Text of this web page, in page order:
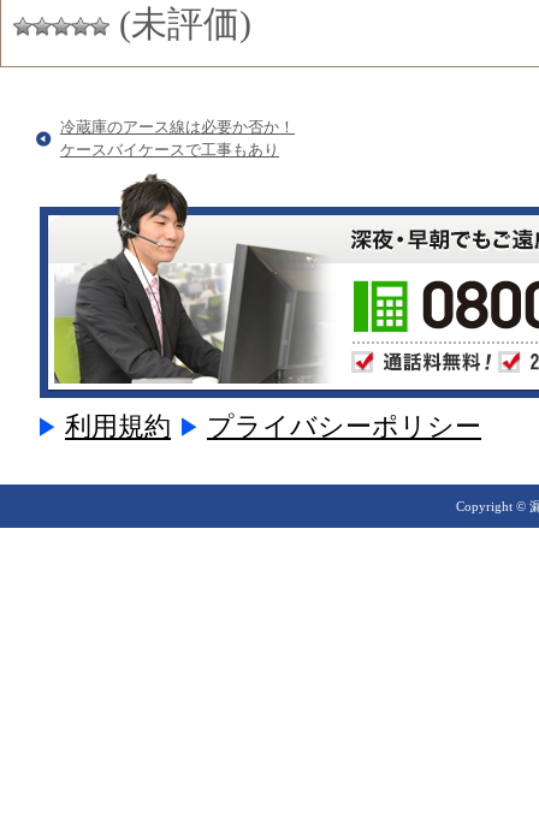
(未評価)
冷蔵庫のアース線は必要か否か！
ケースバイケースで工事もあり
利用規約 プライバシーポリシー
Copyright ©